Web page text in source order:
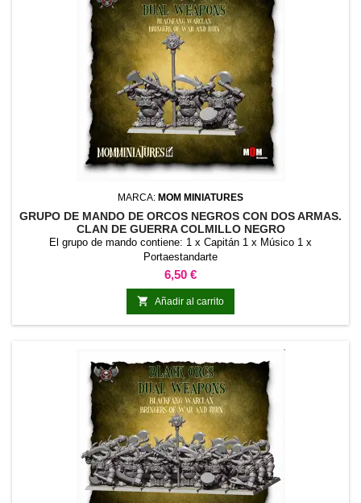
MARCA: MOM MINIATURES
GRUPO DE MANDO DE ORCOS NEGROS CON DOS ARMAS.
CLAN DE GUERRA COLMILLO NEGRO
El grupo de mando contiene: 1 x Capitán 1 x Músico 1 x
Portaestandarte
Precio
6,50 €
 Añadir al carrito